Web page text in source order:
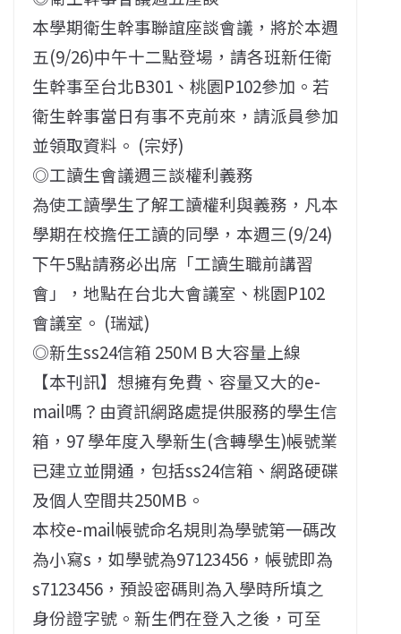
本學期衛生幹事聯誼座談會議，將於本週
五(9/26)中午十二點登場，請各班新任衛
生幹事至台北B301、桃園P102參加。若
衛生幹事當日有事不克前來，請派員參加
並領取資料。 (宗妤)
◎工讀生會議週三談權利義務
為使工讀學生了解工讀權利與義務，凡本
學期在校擔任工讀的同學，本週三(9/24)
下午5點請務必出席「工讀生職前講習
會」，地點在台北大會議室、桃園P102
會議室。 (瑞斌)
◎新生ss24信箱 250ＭＢ大容量上線
【本刊訊】想擁有免費、容量又大的e-
mail嗎？由資訊網路處提供服務的學生信
箱，97 學年度入學新生(含轉學生)帳號業
已建立並開通，包括ss24信箱、網路硬碟
及個人空間共250MB。
本校e-mail帳號命名規則為學號第一碼改
為小寫s，如學號為97123456，帳號即為
s7123456，預設密碼則為入學時所填之
身份證字號。新生們在登入之後，可至